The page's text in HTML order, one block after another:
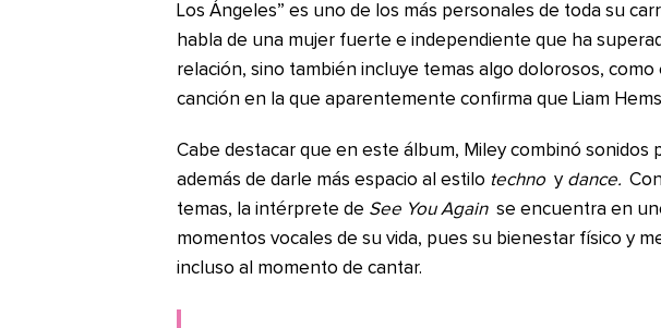
Los Ángeles” es uno de los más personales de toda su
habla de una mujer fuerte e independiente que ha
relación, sino también incluye temas algo dolorosos, como
canción en la que aparentemente confirma que Liam
Cabe destacar que en este álbum, Miley combinó sonidos
además de darle más espacio al estilo techno y dance.
temas, la intérprete de See You Again se encuentra en
momentos vocales de su vida, pues su bienestar físico y
incluso al momento de cantar.